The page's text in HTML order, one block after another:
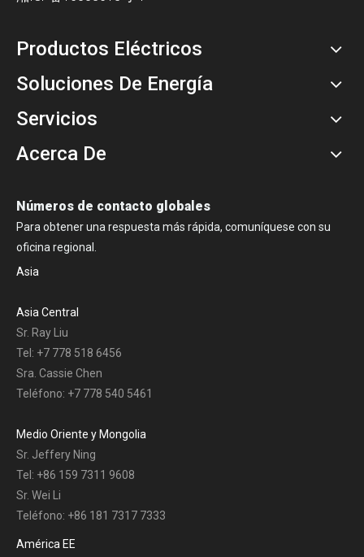
Productos Eléctricos
Soluciones De Energía
Servicios
Acerca De
Números de contacto globales
Para obtener una respuesta más rápida, comuníquese con su
oficina regional.
Asia
Asia Central
Sr. Ray Liu
Tel: +7 778 518 6456
Sra. Cassie Chen
Teléfono: +7 778 540 5461
Medio Oriente y Mongolia
Sr. Jeffery Ning
Tel: +86 159 7311 9608
Sr. Wei Li
Teléfono: +86 181 7317 7333
América EE